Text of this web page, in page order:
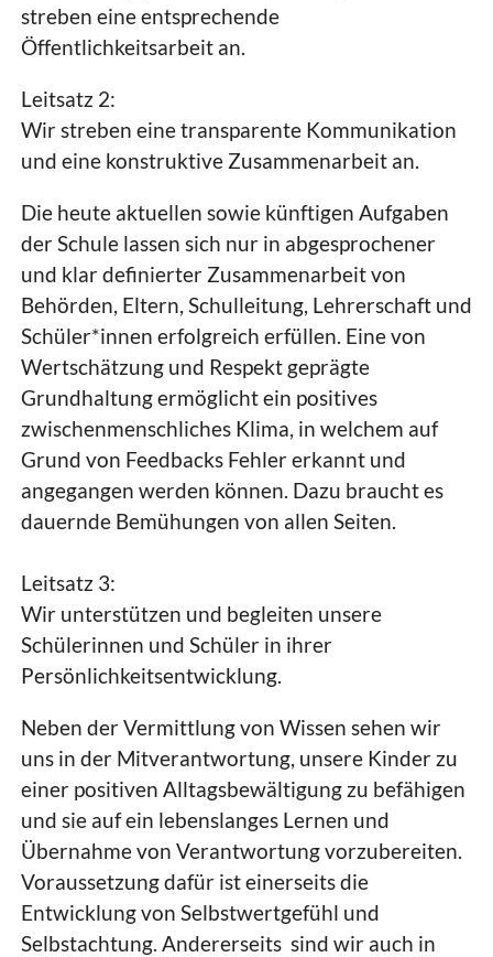
streben eine entsprechende
Öffentlichkeitsarbeit an.
Leitsatz 2:
Wir streben eine transparente Kommunikation
und eine konstruktive Zusammenarbeit an.
Die heute aktuellen sowie künftigen Aufgaben
der Schule lassen sich nur in abgesprochener
und klar definierter Zusammenarbeit von
Behörden, Eltern, Schulleitung, Lehrerschaft und
Schüler*innen erfolgreich erfüllen. Eine von
Wertschätzung und Respekt geprägte
Grundhaltung ermöglicht ein positives
zwischenmenschliches Klima, in welchem auf
Grund von Feedbacks Fehler erkannt und
angegangen werden können. Dazu braucht es
dauernde Bemühungen von allen Seiten.
Leitsatz 3:
Wir unterstützen und begleiten unsere
Schülerinnen und Schüler in ihrer
Persönlichkeitsentwicklung.
Neben der Vermittlung von Wissen sehen wir
uns in der Mitverantwortung, unsere Kinder zu
einer positiven Alltagsbewältigung zu befähigen
und sie auf ein lebenslanges Lernen und
Übernahme von Verantwortung vorzubereiten.
Voraussetzung dafür ist einerseits die
Entwicklung von Selbstwertgefühl und
Selbstachtung. Andererseits sind wir auch in